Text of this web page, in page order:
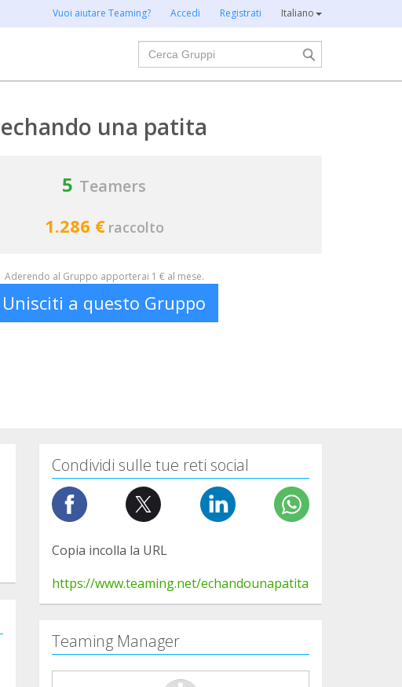
Vuoi aiutare Teaming? Accedi Registrati Italiano
Cerca
echando una patita
5 Teamers
1.286 € raccolto
Aderendo al Gruppo apporterai 1 € al mese.
Unisciti a questo Gruppo
Condividi sulle tue reti social
Copia incolla la URL
https://www.teaming.net/echandounapatita
Teaming Manager